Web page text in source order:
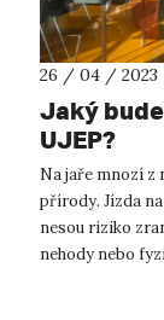
26 / 04 / 2023
Jaký
UJEP?
Na jaře mnozí
přírody. Jízda
nesou riziko
nehody nebo